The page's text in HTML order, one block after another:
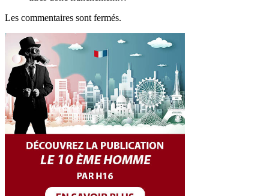
Les commentaires sont fermés.